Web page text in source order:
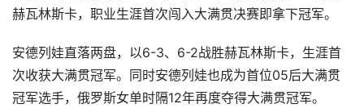
赫瓦林斯卡，职业生涯首次闯入大满贯决赛即拿下冠军。
安德列娃直落两盘，以6-3、6-2战胜赫瓦林斯卡，生涯首
次收获大满贯冠军。同时安德列娃也成为首位05后大满贯
冠军选手，俄罗斯女单时隔12年再度夺得大满贯冠军。